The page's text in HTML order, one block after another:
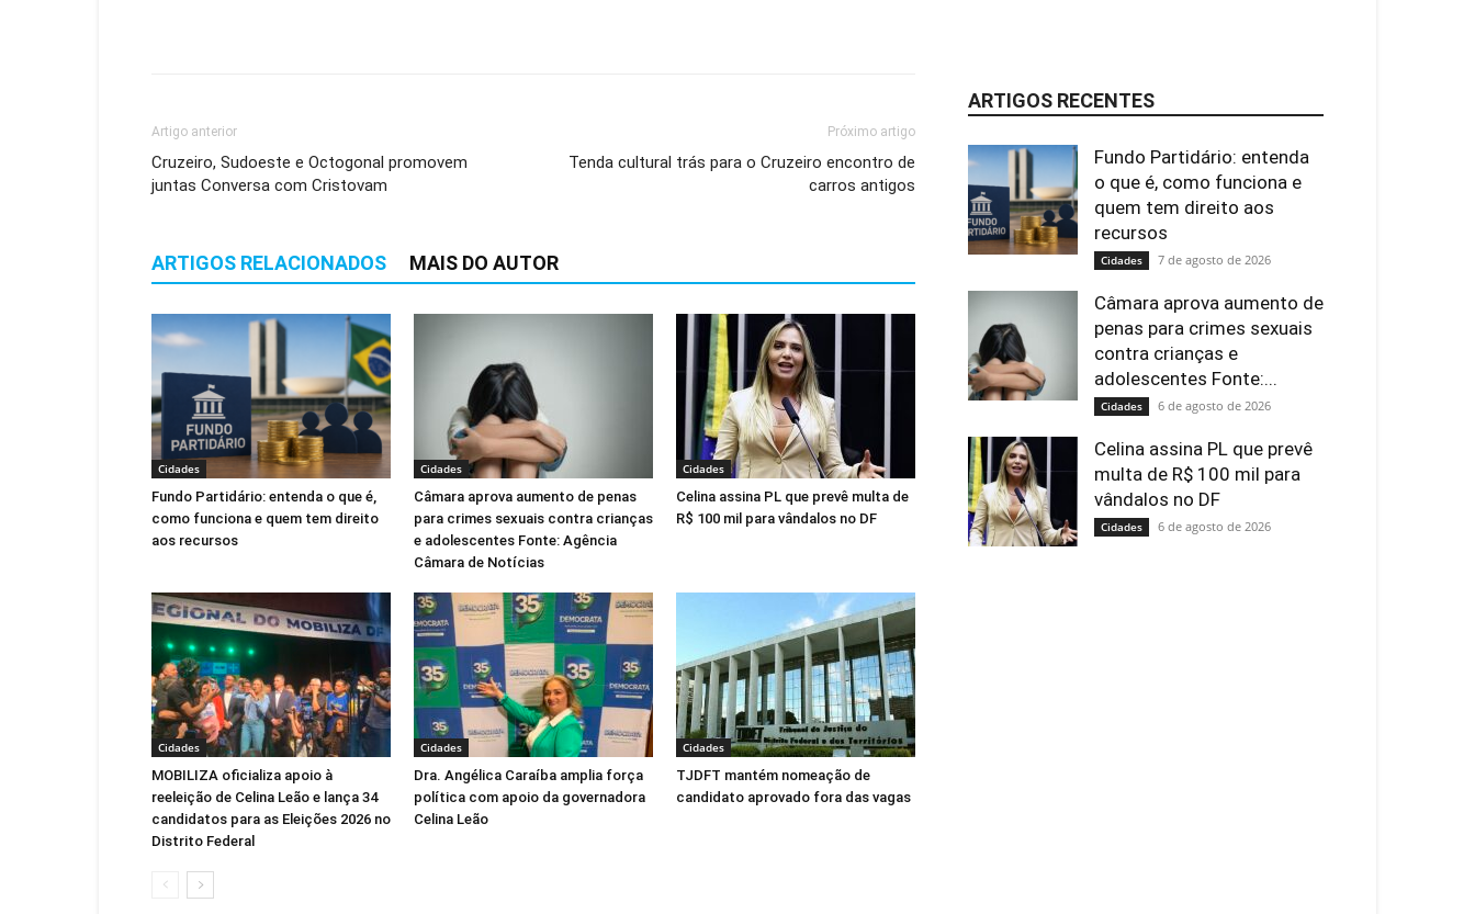
Artigo anterior
Cruzeiro, Sudoeste e Octogonal promovem
juntas Conversa com Cristovam
Próximo artigo
Tenda cultural trás para o Cruzeiro encontro de
carros antigos
ARTIGOS RELACIONADOS MAIS DO AUTOR
Cidades
Fundo Partidário: entenda o que é,
como funciona e quem tem direito
aos recursos
Cidades
Câmara aprova aumento de penas
para crimes sexuais contra crianças
e adolescentes Fonte: Agência
Câmara de Notícias
Cidades
Celina assina PL que prevê multa de
R$ 100 mil para vândalos no DF
Cidades
MOBILIZA oficializa apoio à
reeleição de Celina Leão e lança 34
candidatos para as Eleições 2026 no
Distrito Federal
Cidades
Dra. Angélica Caraíba amplia força
política com apoio da governadora
Celina Leão
Cidades
TJDFT mantém nomeação de
candidato aprovado fora das vagas
ARTIGOS RECENTES
Fundo Partidário: entenda
o que é, como funciona e
quem tem direito aos
recursos
Cidades 7 de agosto de 2026
Câmara aprova aumento de
penas para crimes sexuais
contra crianças e
adolescentes Fonte:...
Cidades 6 de agosto de 2026
Celina assina PL que prevê
multa de R$ 100 mil para
vândalos no DF
Cidades 6 de agosto de 2026